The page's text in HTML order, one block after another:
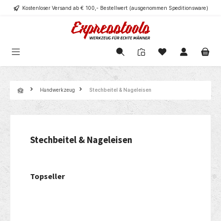
springenKostenloser Versand ab € 100,- Bestellwert (ausgenommen Speditionsware)
Handwerkzeug Stechbeitel & Nageleisen
Stechbeitel & Nageleisen
Topseller